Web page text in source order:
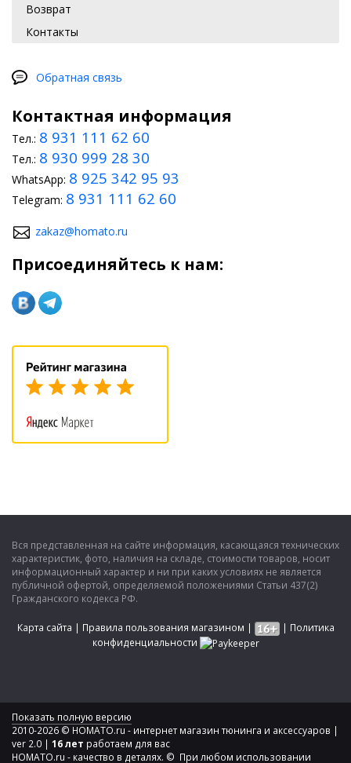
Возврат
Контакты
Обратная связь
Контактная информация
Тел.: 8 931 111 62 60
Тел.: 8 930 999 28 30
WhatsApp: 8 925 342 95 93
Telegram: 8 931 111 62 60
zakaz@homato.ru
Присоединяйтесь к нам:
Вся представленная на сайте информация, касающаяся технических
характеристик, фото, наличия на складе, стоимости товаров, носит
информационный характер и ни при каких условиях не является
публичной офертой, определяемой положениями Статьи 437(2)
Гражданского кодекса РФ.
Карта сайта | Правила пользования магазином | | Политика
конфиденциальности
Показать полную версию
2010-2026 © HOMATO.ru - интернет магазин тюнинга и аксессуаров |
ver 2.0 | 16 лет работаем для вас
HOMATO.ru - качество в деталях. © При любом использовании